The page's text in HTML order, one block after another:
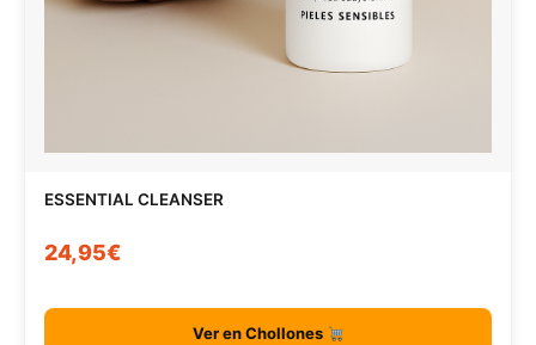
ESSENTIAL CLEANSER
24,95€
Ver en Chollones